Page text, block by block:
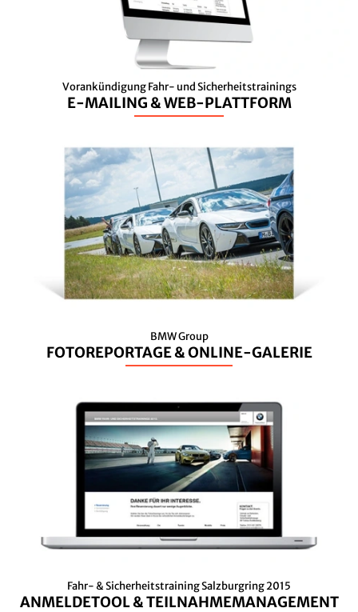
Vorankündigung Fahr- und Sicherheitstrainings
E-MAILING & WEB-PLATTFORM
BMW Group
FOTOREPORTAGE & ONLINE-GALERIE
Fahr- & Sicherheitstraining Salzburgring 2015
ANMELDETOOL & TEILNAHMEMANAGEMENT